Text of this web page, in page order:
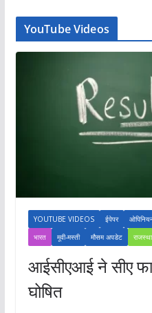
YouTube Videos
YOUTUBE VIDEOS ईपेपर
भारत
मूवी-मस्ती मौसम अपडेट
आईसीएआई ने सीए
घोषित